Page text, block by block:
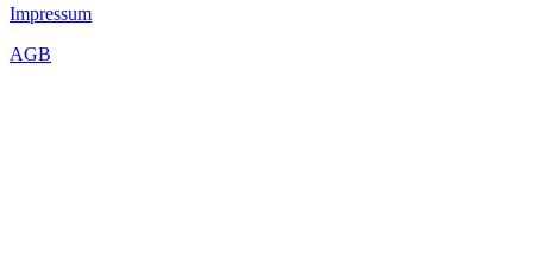
Impressum
AGB